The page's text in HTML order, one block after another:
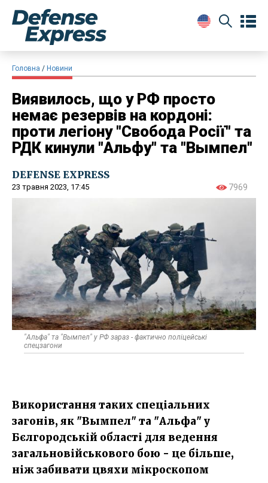
Головна Новини
Виявилось, що у РФ просто
немає резервів на кордоні:
проти легіону "Свобода Росії" та
РДК кинули "Альфу" та "Вымпел"
DEFENSE EXPRESS
23 травня 2023, 17:45 7969
"Альфа" та "Вымпел" у РФ зараз - фактично поліцейські
спецзагони
Використання таких спеціальних
загонів, як "Вымпел" та "Альфа" у
Бєлгородській області для ведення
загальновійськового бою - це більше,
ніж забивати цвяхи мікроскопом